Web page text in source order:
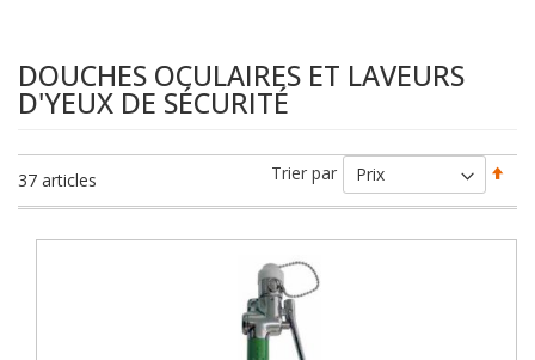
DOUCHES OCULAIRES ET LAVEURS
D'YEUX DE SÉCURITÉ
37 articles Trier par